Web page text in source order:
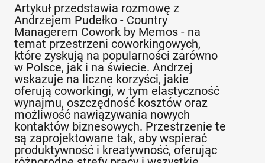
Artykuł przedstawia rozmowę z
Andrzejem Pudełko - Country
Managerem Cowork by Memos - na
temat przestrzeni coworkingowych,
które zyskują na popularności zarówno
w Polsce, jak i na świecie. Andrzej
wskazuje na liczne korzyści, jakie
oferują coworkingi, w tym elastyczność
wynajmu, oszczędność kosztów oraz
możliwość nawiązywania nowych
kontaktów biznesowych. Przestrzenie te
są zaprojektowane tak, aby wspierać
produktywność i kreatywność, oferując